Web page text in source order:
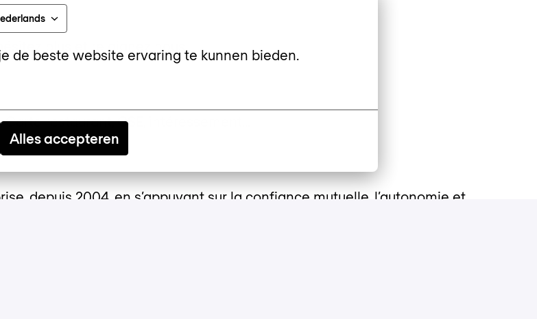
de beste website ervaring te kunnen bieden.
Alles accepteren
plus et rejoignez nous.
restaurant, CSE, intéressement…
depuis 2004, en s’appuyant sur la confiance mutuelle, l’autonomie et